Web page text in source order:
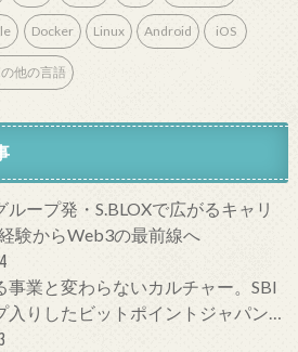
Docker Linux Android iOS
他の言語
ループ発・S.BLOXで広がるキャリ
験からWeb3の最前線へ
事業と変わらないカルチャー。SBI
入りしたビットポイントジャパンの
に聞いてみた！